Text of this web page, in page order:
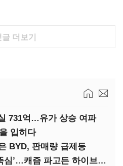
글 더보기
731억…유가 상승 여파
입히다
BYD, 판매량 급제동
독일차 넘은 현대차 ‘뚝심’…캐즘 파고든 하이브리드 역전극